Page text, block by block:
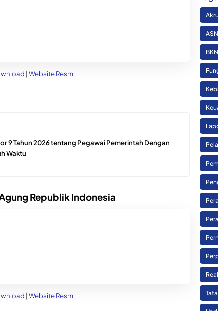
|Website Resmi
9 Tahun 2026 tentang Pegawai Pemerintah Dengan
Waktu
Republik Indonesia
|Website Resmi
ASN
BKN